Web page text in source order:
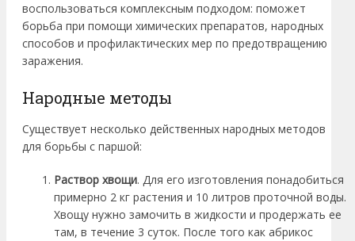
воспользоваться комплексным подходом: поможет
борьба при помощи химических препаратов, народных
способов и профилактических мер по предотвращению
заражения.
Народные методы
Существует несколько действенных народных методов
для борьбы с паршой:
Раствор хвощи. Для его изготовления понадобиться
примерно 2 кг растения и 10 литров проточной воды.
Хвощу нужно замочить в жидкости и продержать ее
там, в течение 3 суток. После того как абрикос